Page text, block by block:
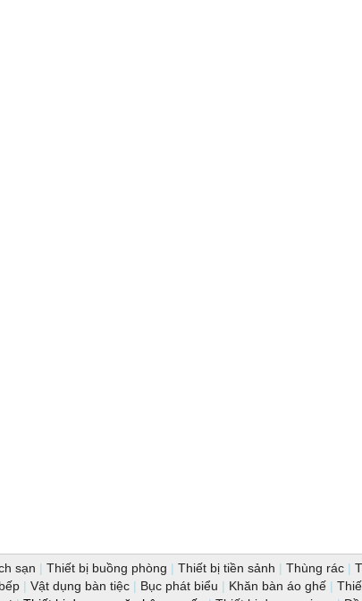
sạn | Thiết bị buồng phòng | Thiết bị tiền sảnh | Thùng rác |
| Vật dụng bàn tiệc | Bục phát biểu | Khăn bàn áo ghế |